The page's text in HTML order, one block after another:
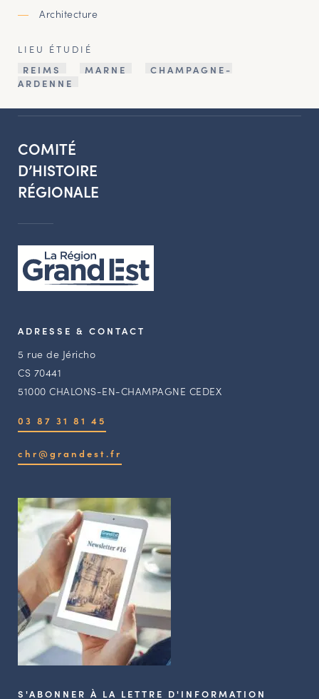
Architecture
LIEU ÉTUDIÉ
REIMS
MARNE
CHAMPAGNE-
ARDENNE
COMITÉ
D’HISTOIRE
RÉGIONALE
ADRESSE & CONTACT
5 rue de Jéricho
CS 70441
51000 CHALONS-EN-CHAMPAGNE CEDEX
03 87 31 81 45
chr@grandest.fr
S'ABONNER À LA LETTRE D'INFORMATION